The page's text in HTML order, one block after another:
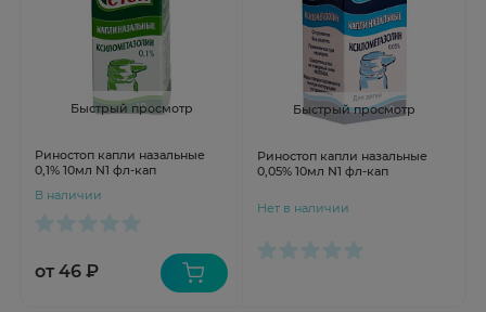
Быстрый просмотр
Риностоп капли назальные
0,1% 10мл N1 фл-кап
В наличии
от 46 ₽
Быстрый просмотр
Риностоп капли назальные
0,05% 10мл N1 фл-кап
Нет в наличии